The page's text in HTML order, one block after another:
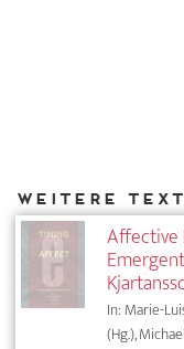
Affective
In: Marie-
(Hg.),